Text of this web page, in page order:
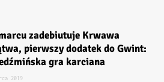
zadebiutuje Krwawa
pierwszy dodatek do Gwint:
gra karciana
2019